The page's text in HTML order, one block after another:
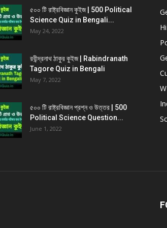
৫০০ টি রাষ্ট্রবিজ্ঞান কুইজ | 500 Political
Science Quiz in Bengali...
May 24, 2022
রবীন্দ্রনাথ ঠাকুর কুইজ | Rabindranath
Tagore Quiz in Bengali
May 7, 2022
৫০০ টি রাষ্ট্রবিজ্ঞান প্রশ্ন ও উত্তর | 500
Political Science Question...
June 1, 2022